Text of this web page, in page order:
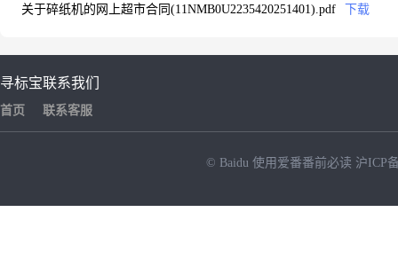
关于碎纸机的网上超市合同(11NMB0U2235420251401).pdf
下载
寻标宝
首页
联系我们
联系客服
© Baidu 使用爱番番前必读 沪ICP